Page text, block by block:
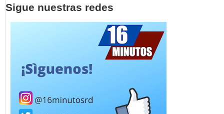
Sigue nuestras redes